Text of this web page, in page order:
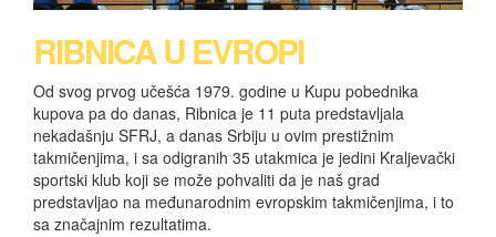
RIBNICA U EVROPI
Od svog prvog učešća 1979. godine u Kupu pobednika
kupova pa do danas, Ribnica je 11 puta predstavljala
nekadašnju SFRJ, a danas Srbiju u ovim prestižnim
takmičenjima, i sa odigranih 35 utakmica je jedini Kraljevački
sportski klub koji se može pohvaliti da je naš grad
predstavljao na međunarodnim evropskim takmičenjima, i to
sa značajnim rezultatima.